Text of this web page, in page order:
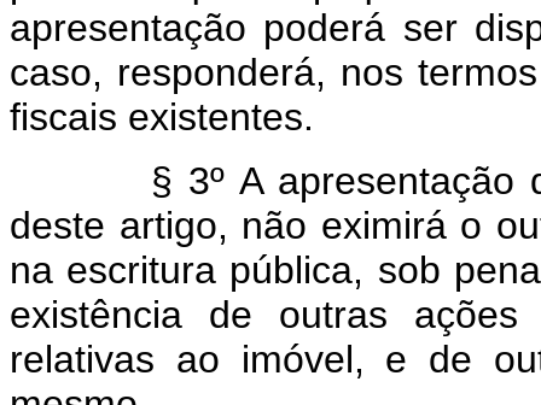
apresentação poderá ser
caso, responderá, nos
fiscais existentes.
§ 3º A apresentação
deste artigo, não eximirá o
na escritura pública, sob
existência de outras ações
relativas ao imóvel, e de